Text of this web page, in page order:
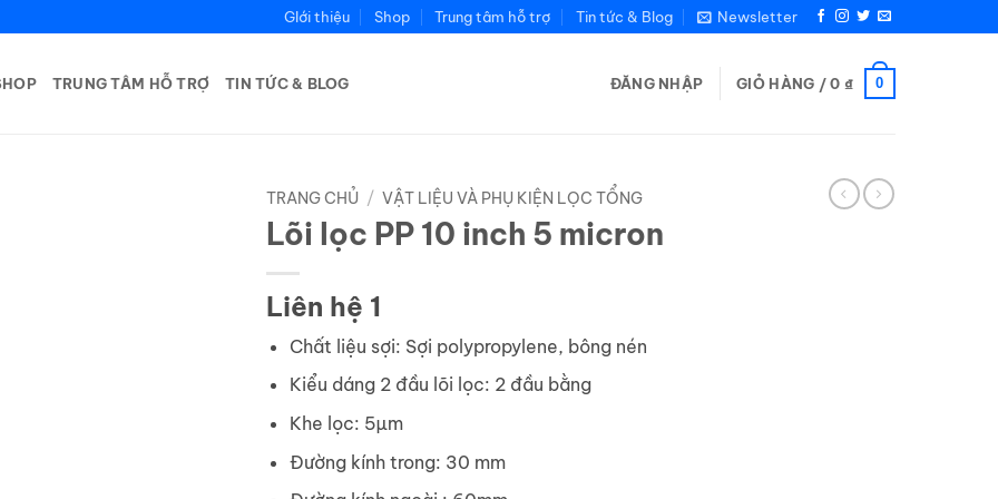
GIới thiệu Shop Trung tâm hỗ trợ Tin tức & Blog Newsletter
TRUNG TÂM HỖ TRỢ TIN TỨC & BLOG ĐĂNG NHẬP GIỎ HÀNG /0 ₫ 0
TRANG CHỦ / VẬT LIỆU VÀ PHỤ KIỆN LỌC TỔNG
Lõi lọc PP 10 inch 5 micron
Liên hệ 1
Chất liệu sợi: Sợi polypropylene, bông nén
Kiểu dáng 2 đầu lõi lọc: 2 đầu bằng
Khe lọc: 5µm
Đường kính trong: 30 mm